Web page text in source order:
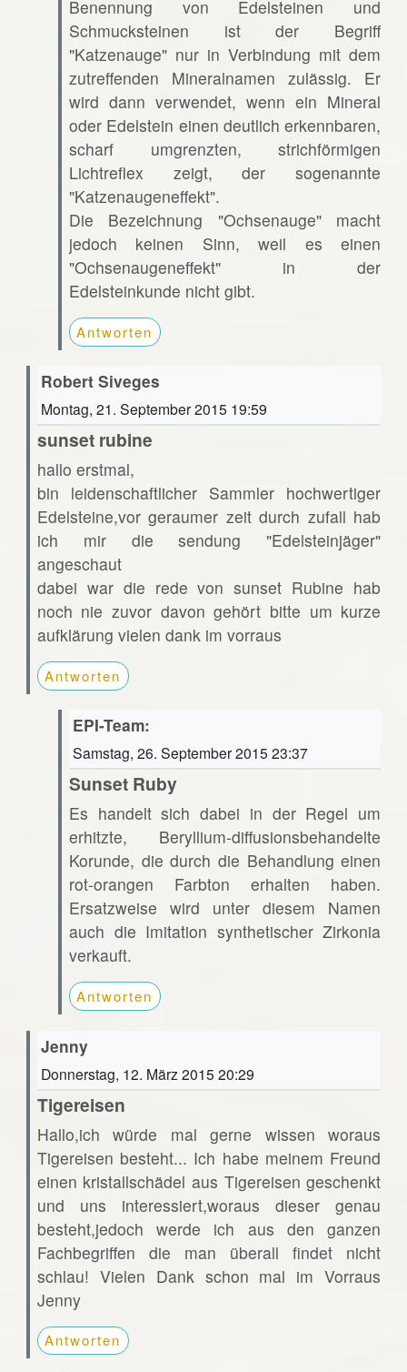
Benennung von Edelsteinen und
Schmucksteinen ist der Begriff
"Katzenauge" nur in Verbindung mit dem
zutreffenden Mineralnamen zulässig. Er
wird dann verwendet, wenn ein Mineral
oder Edelstein einen deutlich erkennbaren,
scharf umgrenzten, strichförmigen
Lichtreflex zeigt, der sogenannte
"Katzenaugeneffekt".
Die Bezeichnung "Ochsenauge" macht
jedoch keinen Sinn, weil es einen
"Ochsenaugeneffekt" in der
Edelsteinkunde nicht gibt.
Antworten
Robert Siveges
Montag, 21. September 2015 19:59
sunset rubine
hallo erstmal,
bin leidenschaftlicher Sammler hochwertiger
Edelsteine,vor geraumer zeit durch zufall hab
ich mir die sendung "Edelsteinjäger"
angeschaut
dabei war die rede von sunset Rubine hab
noch nie zuvor davon gehört bitte um kurze
aufklärung vielen dank im vorraus
Antworten
EPI-Team:
Samstag, 26. September 2015 23:37
Sunset Ruby
Es handelt sich dabei in der Regel um
erhitzte, Beryllium-diffusionsbehandelte
Korunde, die durch die Behandlung einen
rot-orangen Farbton erhalten haben.
Ersatzweise wird unter diesem Namen
auch die Imitation synthetischer Zirkonia
verkauft.
Antworten
Jenny
Donnerstag, 12. März 2015 20:29
Tigereisen
Hallo,ich würde mal gerne wissen woraus
Tigereisen besteht... Ich habe meinem Freund
einen kristallschädel aus Tigereisen geschenkt
und uns interessiert,woraus dieser genau
besteht,jedoch werde ich aus den ganzen
Fachbegriffen die man überall findet nicht
schlau! Vielen Dank schon mal im Vorraus
Jenny
Antworten